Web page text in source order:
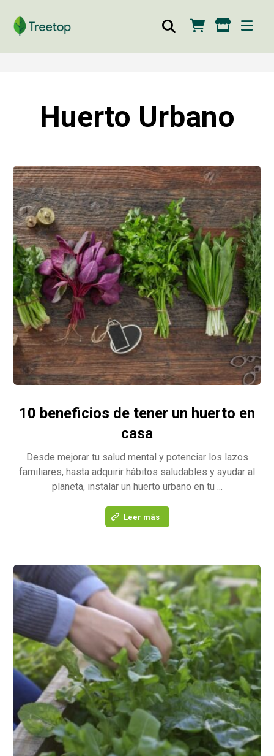
Huerto Urbano
10 beneficios de tener un huerto en
casa
Desde mejorar tu salud mental y potenciar los lazos
familiares, hasta adquirir hábitos saludables y ayudar al
planeta, instalar un huerto urbano en tu ...
Leer más